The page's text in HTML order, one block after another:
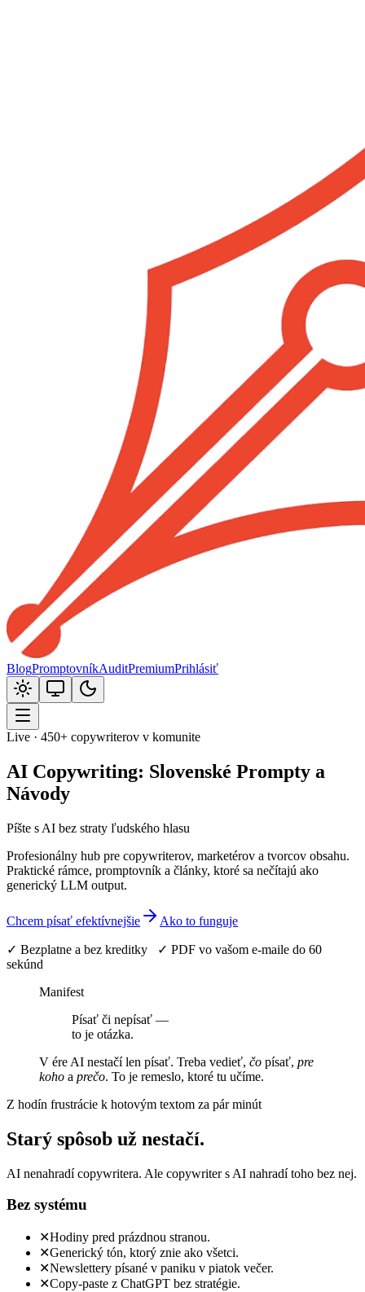
BlogPromptovníkAuditPremiumPrihlásiť
Live · 450+ copywriterov v komunite
AI Copywriting: Slovenské Prompty a
Návody
Píšte s AI bez straty ľudského hlasu
Profesionálny hub pre copywriterov, marketérov a tvorcov obsahu.
Praktické rámce, promptovník a články, ktoré sa nečítajú ako
generický LLM output.
Chcem písať efektívnejšie Ako to funguje
✓ Bezplatne a bez kreditky ✓ PDF vo vašom e-maile do 60
sekúnd
Manifest
Písať či nepísať —
to je otázka.
V ére AI nestačí len písať. Treba vedieť, čo písať, pre
koho a prečo. To je remeslo, ktoré tu učíme.
Z hodín frustrácie k hotovým textom za pár minút
Starý spôsob už nestačí.
AI nenahradí copywritera. Ale copywriter s AI nahradí toho bez nej.
Bez systému
✕Hodiny pred prázdnou stranou.
✕Generický tón, ktorý znie ako všetci.
✕Newslettery písané v paniku v piatok večer.
✕Copy-paste z ChatGPT bez stratégie.